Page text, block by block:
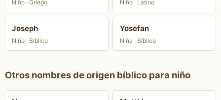
Niño · Griego Niño · Latino
Joseph
Niño · Bíblico
Yosefan
Niña · Bíblico
Otros nombres de origen bíblico para niño